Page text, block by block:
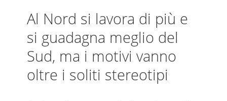
Al Nord si lavora di più e
si guadagna meglio del
Sud, ma i motivi vanno
oltre i soliti stereotipi